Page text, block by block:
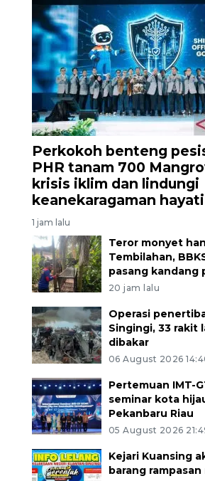
Perkokoh benteng
PHR tanam 700
krisis iklim dan lindungi
keanekaragaman hayati
1 jam lalu
Teror monyet
Tembilahan,
pasang kandang
20 jam lalu
Operasi
Singingi, 33 rakit
dibakar
06 August 2026
Pertemuan IMT-
seminar kota
Pekanbaru Riau
05 August 2026
Kejari Kuansing
barang